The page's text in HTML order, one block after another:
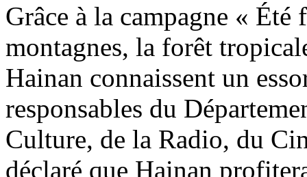
Grâce à la campagne « Été
montagnes, la forêt
Hainan connaissent un
responsables du
Culture, de la Radio, du
déclaré que Hainan